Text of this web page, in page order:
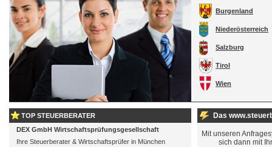
Burgenland
Niederösterreich
Salzburg
Tirol
Wien
TOP STEUERBERATER
DEX GmbH Wirtschaftsprüfungsgesellschaft
Ihre Steuerberater & Wirtschaftsprüfer in München
Das
Mit unseren
sich dann mit